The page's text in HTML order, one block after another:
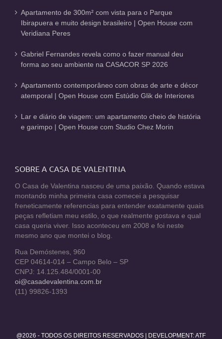
Apartamento de 300m² com vista para o Parque
Ibirapuera e muito design brasileiro | Open House com
Veridiana Peres
Gabriel Fernandes revela como o fazer manual deu
forma ao seu ambiente na CASACOR SP 2026
Apartamento contemporâneo com obras de arte e décor
atemporal | Open House com Estúdio Glik de Interiores
Lar e diário de viagem: um apartamento cheio de história
e garimpo | Open House com Studio Chez Morin
SOBRE A CASA DE VALENTINA
O Casa de Valentina nasceu de uma paixão. Quando estava
montando minha primeira casa comecei a pesquisar
freneticamente referencias para entender exatamente quais
peças refletiam meu estilo, o que realmente gostava e qual
casa queria viver. Isso aconteceu em 2008 e foi neste
mesmo ano que montei o blog.
Rua Demóstenes, 960
CEP 04614-014 – Campo Belo – SP
CNPJ: 14.125.484/0001-00
oi@casadevalentina.com.br
(11) 99826-1393
@2026 - TODOS OS DIREITOS RESERVADOS | DEVELOPMENT:ATF